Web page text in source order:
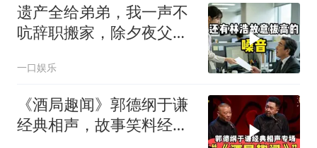
遗产全给弟弟，我一声不
吭辞职搬家，除夕夜父亲
一口娱乐
《酒局趣闻》郭德纲于谦
经典相声，故事笑料经典